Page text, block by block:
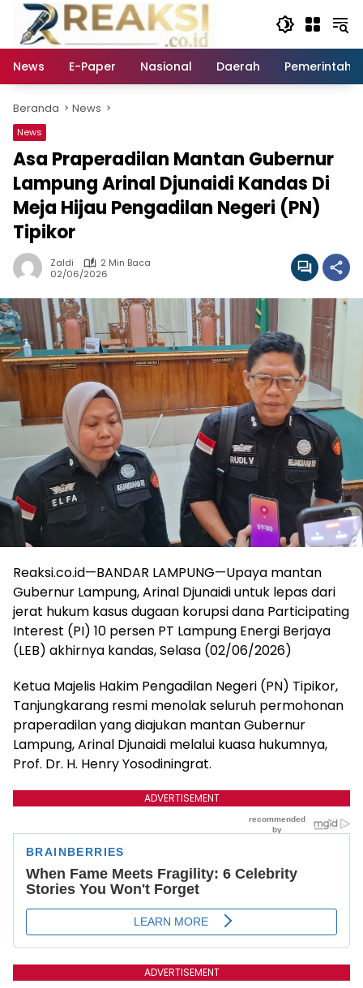
Langsung
konten
News
E-Paper Nasional Daerah
Beranda News
News
Asa Praperadilan Mantan Gubernur
Lampung Arinal Djunaidi Kandas Di
Meja Hijau Pengadilan Negeri (PN)
Tipikor
Zaldi
2 Min Baca
02/06/2026
Reaksi.co.id—BANDAR LAMPUNG—Upaya mantan
Gubernur Lampung, Arinal Djunaidi untuk lepas dari
jerat hukum kasus dugaan korupsi dana Participating
Interest (PI) 10 persen PT Lampung Energi Berjaya
(LEB) akhirnya kandas, Selasa (02/06/2026)
Ketua Majelis Hakim Pengadilan Negeri (PN) Tipikor,
Tanjungkarang resmi menolak seluruh permohonan
praperadilan yang diajukan mantan Gubernur
Lampung, Arinal Djunaidi melalui kuasa hukumnya,
Prof. Dr. H. Henry Yosodiningrat.
ADVERTISEMENT
ADVERTISEMENT